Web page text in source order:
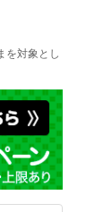
を対象とし